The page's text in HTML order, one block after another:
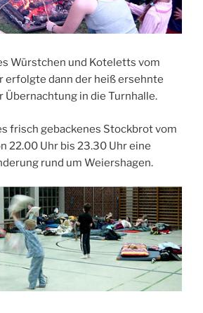
Würstchen und Koteletts vom
erfolgte dann der heiß ersehnte
Übernachtung in die Turnhalle.
frisch gebackenes Stockbrot vom
22.00 Uhr bis 23.30 Uhr eine
rund um Weiershagen.